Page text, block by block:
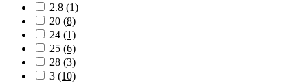
2.8 (1)
20 (8)
24 (1)
25 (6)
28 (3)
3 (10)